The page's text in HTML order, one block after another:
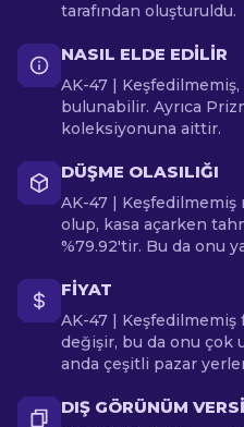
tarafından oluşturuldu.
NASIL ELDE EDILIR
AK-47 | Keşfedilmemiş,
bulunabilir. Ayrıca
koleksiyonuna aittir.
DÜŞME OLASILIĞI
AK-47 |
olup, kasa açarken
%79.92'tir. Bu da onu
FIYAT
AK-47 | Keşfedilmemiş
değişir, bu da onu çok
anda çeşitli pazar
DIŞ GÖRÜNÜM